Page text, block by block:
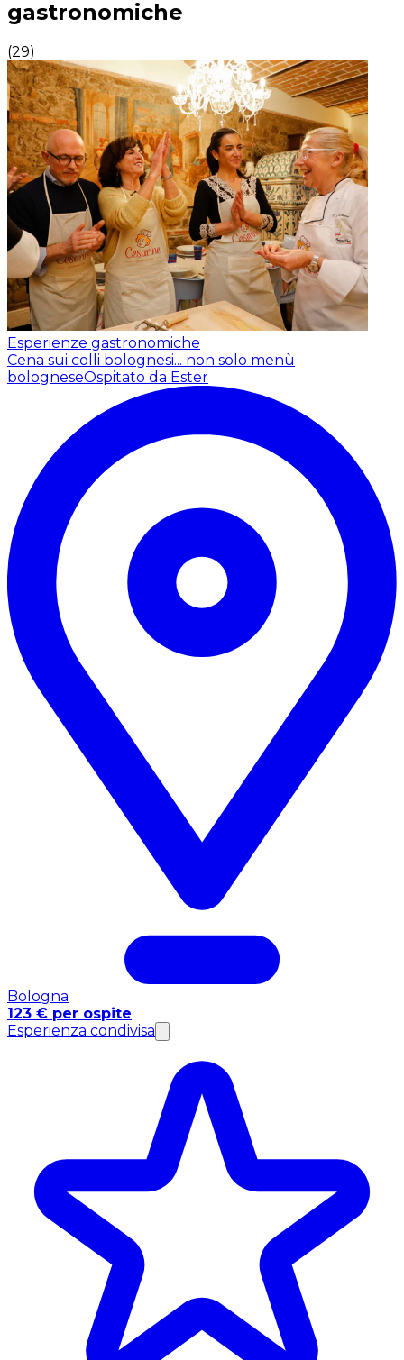
gastronomiche
(29)
Esperienze gastronomiche
Cena sui colli bolognesi... non solo menù
bologneseOspitato da Ester
Bologna
123 € per ospite
Esperienza condivisa